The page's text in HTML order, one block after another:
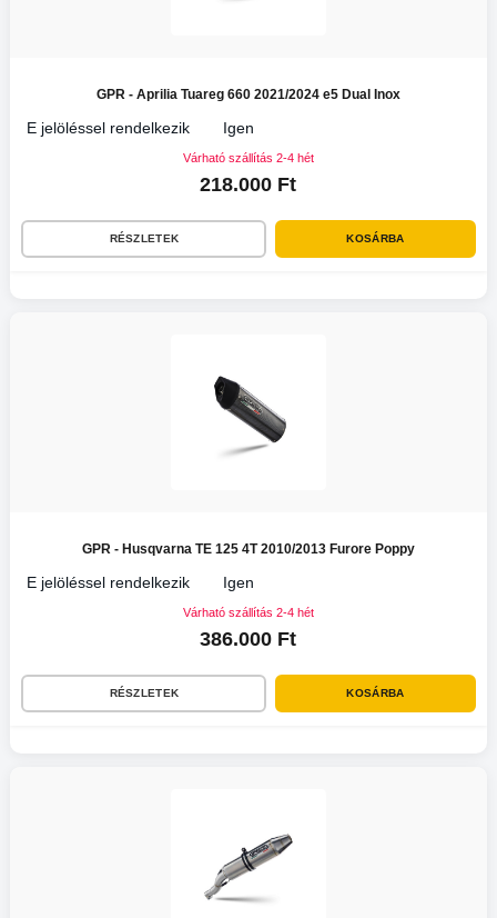
GPR - Aprilia Tuareg 660 2021/2024 e5 Dual Inox
E jelöléssel rendelkezik Igen
Várható szállítás 2-4 hét
218.000 Ft
RÉSZLETEK KOSÁRBA
GPR - Husqvarna TE 125 4T 2010/2013 Furore Poppy
E jelöléssel rendelkezik Igen
Várható szállítás 2-4 hét
386.000 Ft
RÉSZLETEK KOSÁRBA